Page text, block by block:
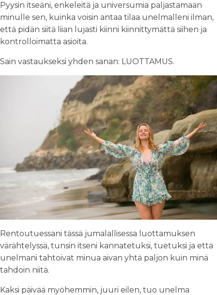
Pyysin itseäni, enkeleitä ja universumia paljastamaan
minulle sen, kuinka voisin antaa tilaa unelmalleni ilman,
että pidän siitä liian lujasti kiinni kiinnittymättä siihen ja
kontrolloimatta asioita.
Sain vastaukseksi yhden sanan: LUOTTAMUS.
Rentoutuessani tässä jumalallisessa luottamuksen
värähtelyssä, tunsin itseni kannatetuksi, tuetuksi ja että
unelmani tahtoivat minua aivan yhtä paljon kuin minä
tahdoin niitä.
Kaksi päivää myöhemmin, juuri eilen, tuo unelma